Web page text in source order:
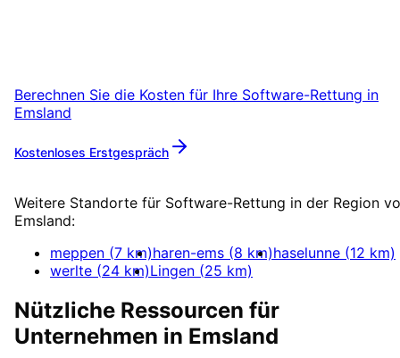
Berechnen Sie die Kosten für Ihre Software-Rettung in
Emsland
Kostenloses Erstgespräch
Weitere Standorte für Software-Rettung in der Region
Emsland:
meppen (7 km)haren-ems (8 km)haselunne (12 km)
werlte (24 km)Lingen (25 km)
Nützliche Ressourcen für
Unternehmen in Emsland